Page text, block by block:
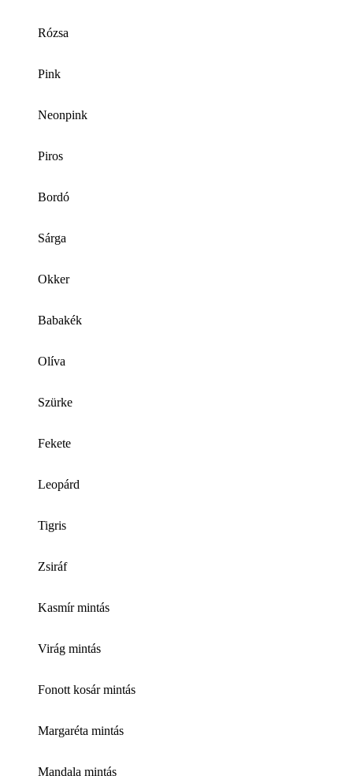
Rózsa
Pink
Neonpink
Piros
Bordó
Sárga
Okker
Babakék
Olíva
Szürke
Fekete
Leopárd
Tigris
Zsiráf
Kasmír mintás
Virág mintás
Fonott kosár mintás
Margaréta mintás
Mandala mintás